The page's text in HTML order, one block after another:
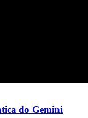
do Gemini